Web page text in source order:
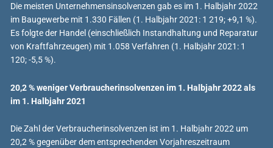
Die meisten Unternehmensinsolvenzen gab es im 1. Halbjahr 2022
im Baugewerbe mit 1.330 Fällen (1. Halbjahr 2021: 1 219; +9,1 %).
Es folgte der Handel (einschließlich Instandhaltung und Reparatur
von Kraftfahrzeugen) mit 1.058 Verfahren (1. Halbjahr 2021: 1
120; -5,5 %).
20,2 % weniger Verbraucherinsolvenzen im 1. Halbjahr 2022 als
im 1. Halbjahr 2021
Die Zahl der Verbraucherinsolvenzen ist im 1. Halbjahr 2022 um
20,2 % gegenüber dem entsprechenden Vorjahreszeitraum